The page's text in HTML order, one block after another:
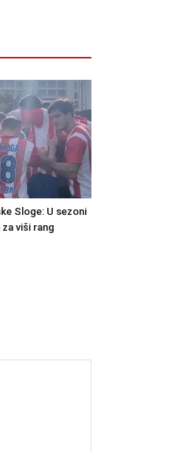
Sloge: U sezoni
viši rang